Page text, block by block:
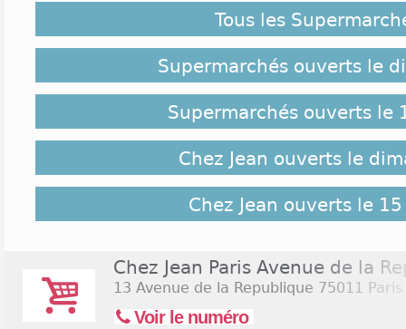
12ème et 9ème arrondissement. Les magasins
surface comprise entre 120 à 220 m². La
Marseille dans le 6ème arrondissement. Ce
terrasse de 65 places assises, au centre-ville. En
enseigne a une cinquième boutique en libre
restauration et une gamme traiteur. La dernière
se situe à Toulouse.
Chez Jean est ouvert tous les jours, de 7h à
enseigne permettent d'assurer un service de
pratiquement non-stop. L'ouverture les
boutiques de cette enseigne de faire
cafés et restaurants traditionnels. Chez Jean
Tous les
Supermarchés ouverts le
Supermarchés ouverts le
Chez Jean ouverts le
Chez Jean ouverts le
Chez Jean Paris Avenue de la
13 Avenue de la Republique 75011
Voir le numéro